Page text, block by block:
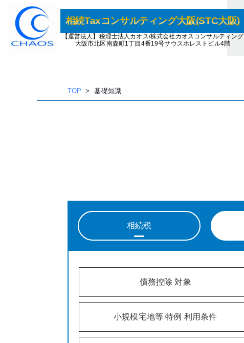
相続Taxコンサルティング大阪(STC大阪)
【運営法人】税理士法人カオス/株式会社カオスコンサルティング
大阪市北区南森町1丁目4番19号サウスホレストビル4階
TOP 基礎知識
相続税
債務控除 対象
小規模宅地等 特例 利用条件